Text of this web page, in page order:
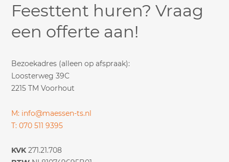
Feesttent huren? Vraag
een offerte aan!
Bezoekadres (alleen op afspraak):
Loosterweg 39C
2215 TM Voorhout
M: info@maessen-ts.nl
T: 070 511 9395
KVK271.21.708